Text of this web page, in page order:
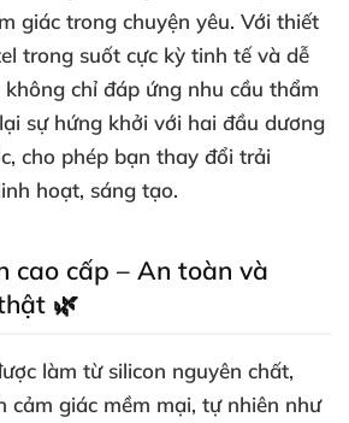
giác trong chuyện yêu. Với thiết
trong suốt cực kỳ tinh tế và dễ
chỉ đáp ứng nhu cầu thẩm
sự hứng khởi với hai đầu dương
cho phép bạn thay đổi trải
hoạt, sáng tạo.
cao cấp – An toàn và
🌿
làm từ silicon nguyên chất,
cảm giác mềm mại, tự nhiên như